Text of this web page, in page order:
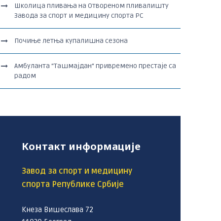
Школица пливања на Отвореном пливалишту
Завода за спорт и медицину спорта РС
Почиње летња купалишна сезона
Амбуланта “Ташмајдан“ привремено престаје са
радом
Контакт информације
Завод за спорт и медицину
спорта Републике Србије
Кнеза Вишеслава 72